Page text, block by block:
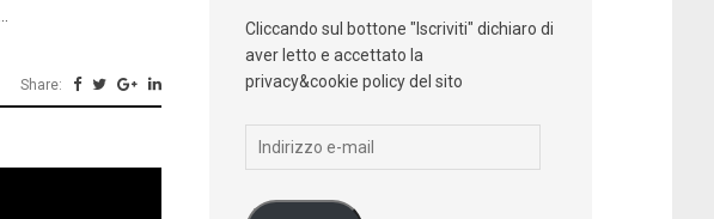
Share:
Cliccando sul bottone "Iscriviti" dichiaro di
aver letto e accettato la
privacy&cookie policy del sito
Indirizzo